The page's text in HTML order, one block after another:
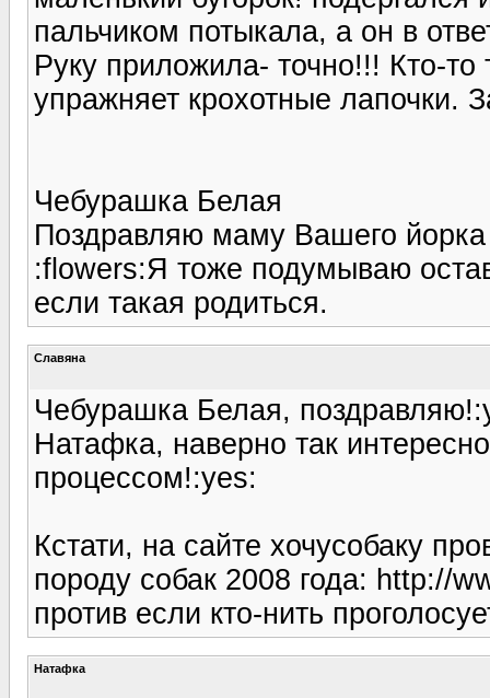
пальчиком потыкала, а он в
Руку приложила- точно!!! Кто-
упражняет крохотные лапочки.
Чебурашка Белая
Поздравляю маму Вашего
:flowers:Я тоже подумываю
если такая родиться.
Славяна
Чебурашка Белая,
Натафка, наверно так
процессом!:yes:
Кстати, на сайте хочусобаку
породу собак 2008 года: http://
против если кто-нить
Натафка